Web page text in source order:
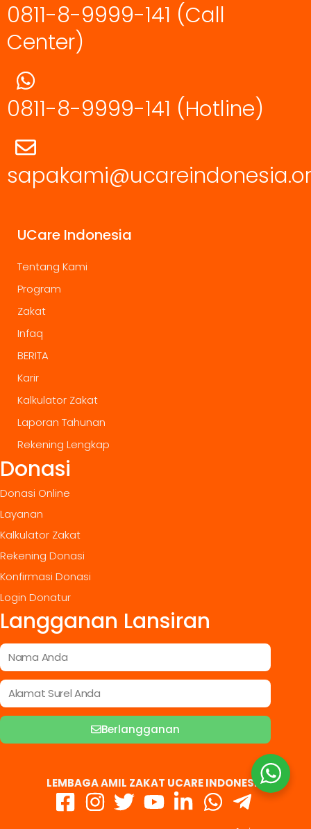
0811-8-9999-141 (Call
Center)
0811-8-9999-141 (Hotline)
UCare Indonesia
Tentang Kami
Program
Zakat
Infaq
BERITA
Karir
Kalkulator Zakat
Laporan Tahunan
Rekening Lengkap
Donasi
Donasi Online
Layanan
Kalkulator Zakat
Rekening Donasi
Konfirmasi Donasi
Login Donatur
Langganan Lansiran
Berlangganan
LEMBAGA AMIL ZAKAT UCARE INDONESIA